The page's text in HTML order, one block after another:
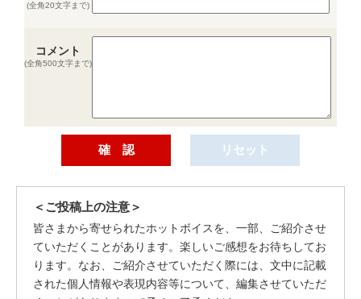
(全角20文字まで)
コメント
(全角500文字まで)
＜ご投稿上の注意＞
皆さまから寄せられたホットボイスを、一部、ご紹介させ
ていただくことがあります。楽しいご感想をお待ちしてお
ります。なお、ご紹介させていただく際には、文中に記載
された個人情報や表現内容等について、編集させていただ